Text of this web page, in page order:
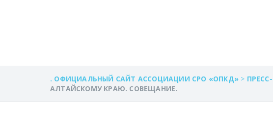
. ОФИЦИАЛЬНЫЙ САЙТ АССОЦИАЦИИ СРО «ОПКД» >
АЛТАЙСКОМУ КРАЮ. СОВЕЩАНИЕ.